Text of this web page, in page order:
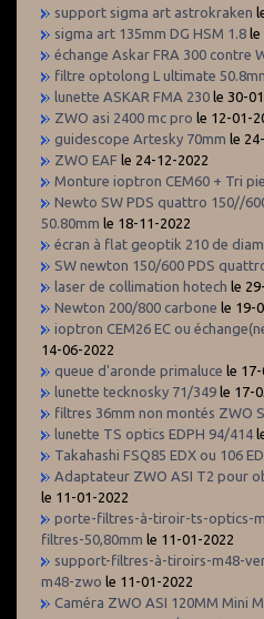
support sigma art astrokraken
sigma art 135mm DG HSM 1.8 le
échange Askar FRA 300 contre
filtre optolong L ultimate
lunette ASKAR FMA 230 le 30-
ZWO asi 2400 mc pro le 12-01-
guidescope Artesky 70mm le
ZWO EAF le 24-12-2022
Monture ioptron CEM60 + Tri
Newto SW PDS quattro 150//
50.80mm le 18-11-2022
écran à flat geoptik 210 de
SW newton 150/600 PDS
laser de collimation hotech le
Newton 200/800 carbone le 19-
ioptron CEM26 EC ou
14-06-2022
queue d'aronde primaluce le
lunette tecknosky 71/349 le 17-
filtres 36mm non montés ZWO
lunette TS optics EDPH 94/414
Takahashi FSQ85 EDX ou 106
Adaptateur ZWO ASI T2 pour
le 11-01-2022
porte-filtres-à-tiroir-ts-optics-
filtres-50,80mm le 11-01-2022
support-filtres-à-tiroirs-m48-
m48-zwo le 11-01-2022
Caméra ZWO ASI 120MM Mini